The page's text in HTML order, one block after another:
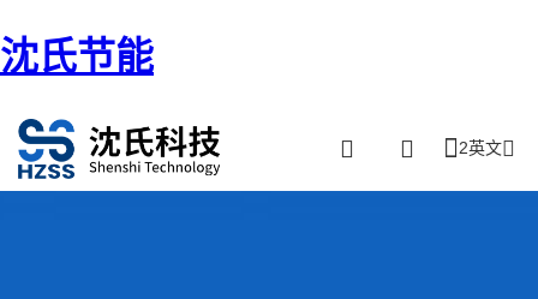
沈氏节能
2英文